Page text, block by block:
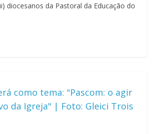
diocesanos da Pastoral da Educação do
como tema: "Pascom: o agir
da Igreja" | Foto: Gleici Trois